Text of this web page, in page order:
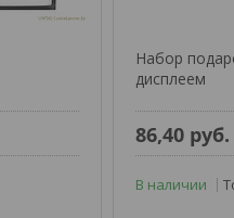
Набор
дисплеем
86,40 руб.
В наличии